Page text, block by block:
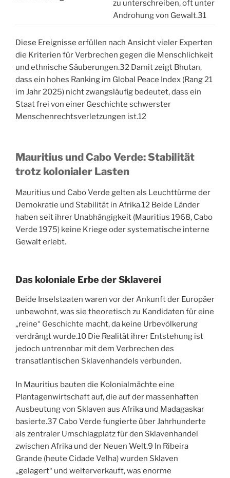
zu unterschreiben, oft unter
Androhung von Gewalt.31
Diese Ereignisse erfüllen nach Ansicht vieler Experten
die Kriterien für Verbrechen gegen die Menschlichkeit
und ethnische Säuberungen.32 Damit zeigt Bhutan,
dass ein hohes Ranking im Global Peace Index (Rang 21
im Jahr 2025) nicht zwangsläufig bedeutet, dass ein
Staat frei von einer Geschichte schwerster
Menschenrechtsverletzungen ist.12
Mauritius und Cabo Verde: Stabilität
trotz kolonialer Lasten
Mauritius und Cabo Verde gelten als Leuchttürme der
Demokratie und Stabilität in Afrika.12 Beide Länder
haben seit ihrer Unabhängigkeit (Mauritius 1968, Cabo
Verde 1975) keine Kriege oder systematische interne
Gewalt erlebt.
Das koloniale Erbe der Sklaverei
Beide Inselstaaten waren vor der Ankunft der Europäer
unbewohnt, was sie theoretisch zu Kandidaten für eine
„reine“ Geschichte macht, da keine Urbevölkerung
verdrängt wurde.10 Die Realität ihrer Entstehung ist
jedoch untrennbar mit dem Verbrechen des
transatlantischen Sklavenhandels verbunden.
In Mauritius bauten die Kolonialmächte eine
Plantagenwirtschaft auf, die auf der massenhaften
Ausbeutung von Sklaven aus Afrika und Madagaskar
basierte.37 Cabo Verde fungierte über Jahrhunderte
als zentraler Umschlagplatz für den Sklavenhandel
zwischen Afrika und der Neuen Welt.9 In Ribeira
Grande (heute Cidade Velha) wurden Sklaven
„gelagert“ und weiterverkauft, was enorme